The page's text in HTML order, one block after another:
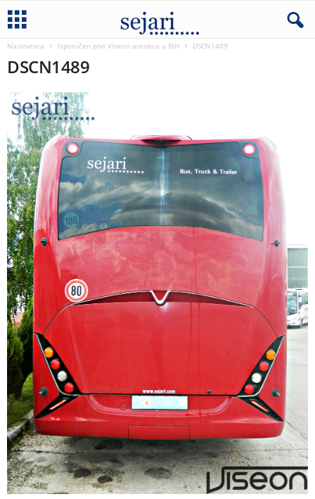
Naslovnica Isporučen prvi Viseon autobus u BiH DSCN1489
DSCN1489